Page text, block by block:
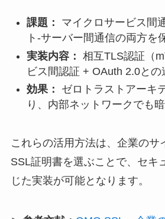
課題：
マイクロサービス間
ト-サーバー間通信の両方を
実装内容： 相互TLS認証（
ビス間認証 + OAuth 2.0との
効果：
ゼロトラストアーキ
り、内部ネットワークでも
これらの活用方法は、企業のサ
SSL証明書を選ぶことで、セキ
じた実装が可能となります。